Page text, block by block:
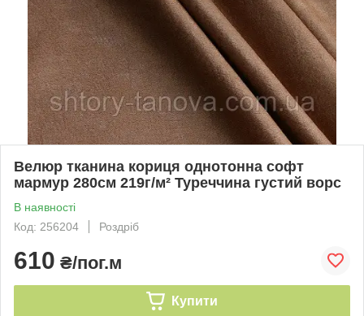
Велюр тканина кориця однотонна софт
мармур 280см 219г/м² Туреччина густий ворс
В наявності
Код: 256204
Роздріб
610 ₴/пог.м
Купити